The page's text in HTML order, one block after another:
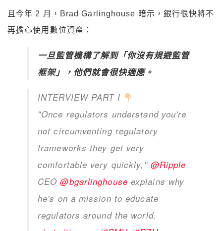
且今年 2 月，Brad Garlinghouse 暗示，銀行很快將不
再擔心使用數位資產：
一旦監管機構了解到「你沒有規避監管
框架」，他們就會很快適應。
INTERVIEW PART I
"Once regulators understand you're
not circumventing regulatory
frameworks they get very
comfortable very quickly," @Ripple
CEO@bgarlinghouse explains why
he's on a mission to educate
regulators around the world.